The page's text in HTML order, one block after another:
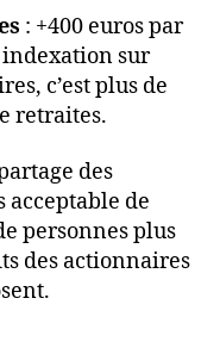
: +400 euros par
indexation sur
c’est plus de
retraites.
des
acceptable de
personnes plus
des actionnaires